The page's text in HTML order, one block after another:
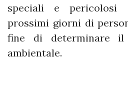
speciali e pericolosi
prossimi giorni di
fine di determinare
ambientale.